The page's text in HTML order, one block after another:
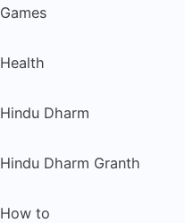
Games
Health
Hindu Dharm
Hindu Dharm Granth
How to